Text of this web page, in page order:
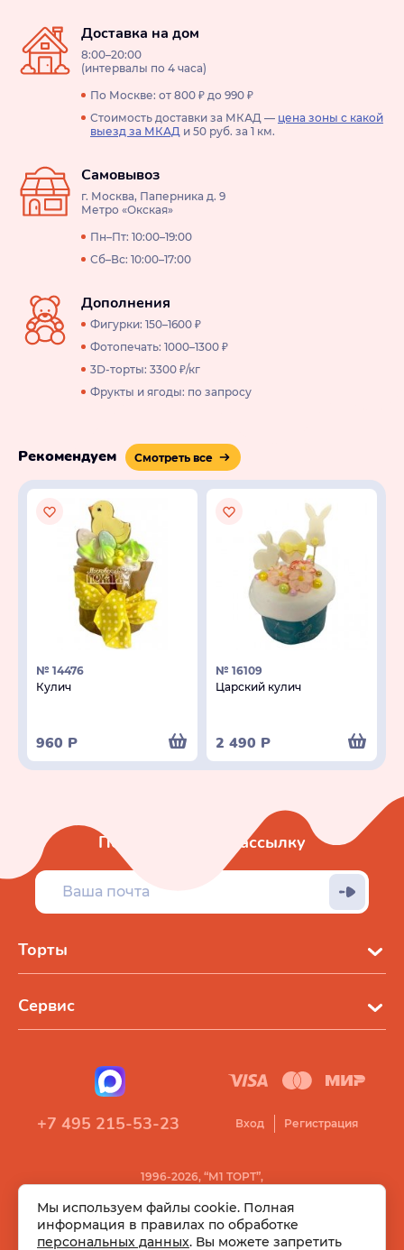
Доставка на дом
8:00–20:00
(интервалы по 4 часа)
По Москве: от 800 ₽ до 990 ₽
Стоимость доставки за МКАД — цена зоны с какой
выезд за МКАД и 50 руб. за 1 км.
Самовывоз
г. Москва, Паперника д. 9
Метро «Окская»
Пн–Пт: 10:00–19:00
Сб–Вс: 10:00–17:00
Дополнения
Фигурки: 150–1600 ₽
Фотопечать: 1000–1300 ₽
3D-торты: 3300 ₽/кг
Фрукты и ягоды: по запросу
Рекомендуем Смотреть все
№ 14476
Кулич
960 Р
№ 16109
Царский кулич
2 490 Р
Торты
Сервис
Подписаться на рассылку
1996-2026, “М1 ТОРТ”,
+7 495 215-53-23 Вход Регистрация
Мы используем файлы cookie. Полная
информация в правилах по обработке
персональных данных. Вы можете запретить